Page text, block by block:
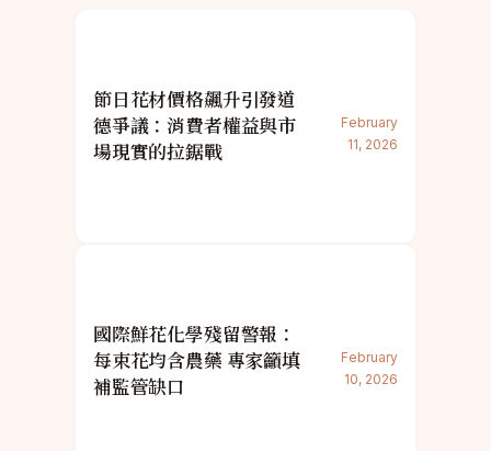
節日花材價格飆升引發道
德爭議：消費者權益與市
場現實的拉鋸戰
February
11, 2026
國際鮮花化學殘留警報：
每束花均含農藥 專家籲填
補監管缺口
February
10, 2026